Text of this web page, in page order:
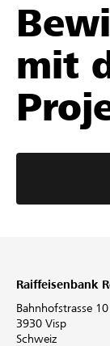
mit
Raiffeisenbank
Bahnhofstrasse 10
3930 Visp
Schweiz